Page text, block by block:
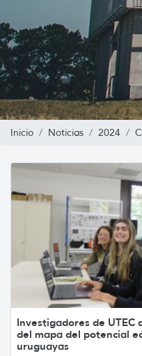
Inicio Noticias 2024
Investigadores de
del mapa del potencial
uruguayas